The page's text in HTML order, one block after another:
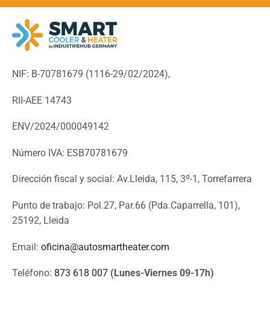
NIF: B-70781679 (1116-29/02/2024),
RII-AEE 14743
ENV/2024/000049142
Número IVA: ESB70781679
Dirección fiscal y social: Av.Lleida, 115, 3º-1, Torrefarrera
Punto de trabajo: Pol.27, Par.66 (Pda.Caparrella, 101),
25192, Lleida
Email: oficina@autosmartheater.com
Teléfono: 873 618 007 (Lunes-Viernes 09-17h)